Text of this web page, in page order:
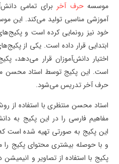
موسسهحرف آخر برای تمامی
آموزشی مناسبی تولید می‌کند. این
خود نیز رونمایی کرده است و
ابتدایی قرار داده است. یکی از
اختیار دانش‌آموزان قرار می‌دهد،
است. این پکیج توسط استاد محسن
حرف آخر تدریس می‌شود.
استاد محسن منتظری با استفاده از
مفاهیم فارسی را در این پکیج به
این پکیج به صورتی تهیه شده است
و با حوصله بیشتری محتوای پکیج
پکیج با استفاده از تصاویر و انیمیشن